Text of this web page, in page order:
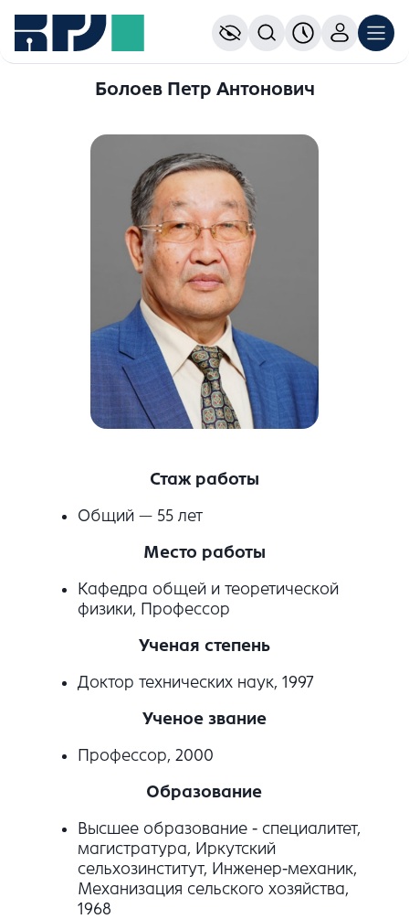
Болоев Петр Антонович
Стаж работы
Общий — 55 лет
Место работы
Кафедра общей и теоретической
физики, Профессор
Ученая степень
Доктор технических наук, 1997
Ученое звание
Профессор, 2000
Образование
Высшее образование - специалитет,
магистратура, Иркутский
сельхозинститут, Инженер-механик,
Механизация сельского хозяйства,
1968